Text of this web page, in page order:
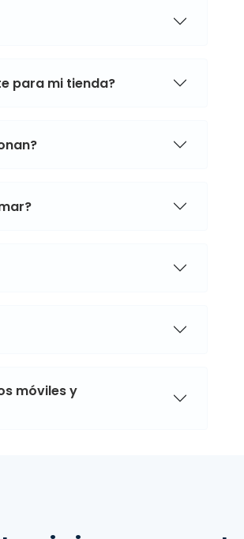
para mi tienda?
móviles y